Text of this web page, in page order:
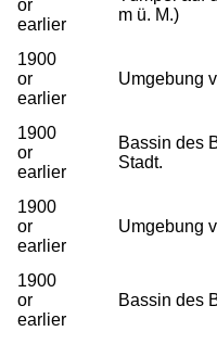
or
earlier
m ü. M.)
1900
or
earlier
Umgebung
1900
or
earlier
Bassin des
Stadt.
1900
or
earlier
Umgebung
1900
or
earlier
Bassin des